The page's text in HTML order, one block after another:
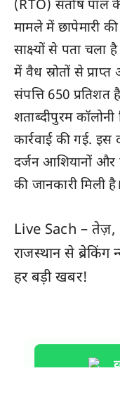
(RTO) संतोष
मामले में छापेमारी
साक्ष्यों से पता
में वैध स्रोतों से
संपत्ति 650 प्रतिशत
शताब्दीपुरम
कार्रवाई की गई.
दर्जन आशियानों और
की जानकारी मिली है।
Live Sach – तेज़,
राजस्थानसे ब्रेकिंग
हर बड़ी खबर!